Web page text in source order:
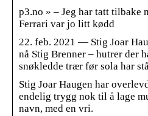
p3.no » – Jeg har tatt tilbake
Ferrari var jo litt kødd
22. feb. 2021 — Stig Joar
nå Stig Brenner – hutrer der
snøkledde trær før sola har
Stig Joar Haugen har
endelig trygg nok til å lage
navn, med en vri.